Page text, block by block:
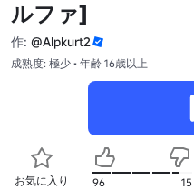
ルファ]
作: @Alpkurt2
成熟度: 極少 • 年齢 16歳以上
お気に入り 96 15